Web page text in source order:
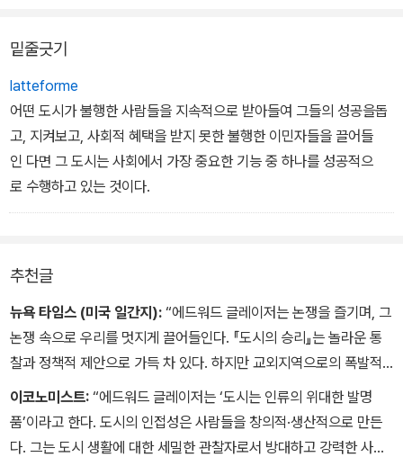
한 도시 번영의 자연스런 결과물이다.
밑줄긋기
latteforme
어떤 도시가 불행한 사람들을 지속적으로 받아들여 그들의 성공을돕
고, 지켜보고, 사회적 혜택을 받지 못한 불행한 이민자들을 끌어들
인 다면 그 도시는 사회에서 가장 중요한 기능 중 하나를 성공적으
로 수행하고 있는 것이다.
추천글
뉴욕 타임스 (미국 일간지): “에드워드 글레이저는 논쟁을 즐기며, 그
논쟁 속으로 우리를 멋지게 끌어들인다. 『도시의 승리』는 놀라운 통
찰과 정책적 제안으로 가득 차 있다. 하지만 교외지역으로의 폭발적
인 스프롤 현상에 대한 비판 등 다소 도발적인 생각과 마주칠지도 모
른다. 그러나 당신은 눈부신 도시의 위대함에 빠져들고, 저자의 빈틈
없는 논리와 분석에 금세 매료될 것이다.
이코노미스트: “에드워드 글레이저는 ‘도시는 인류의 위대한 발명
품’이라고 한다. 도시의 인접성은 사람들을 창의적·생산적으로 만든
다. 그는 도시 생활에 대한 세밀한 관찰자로서 방대하고 강력한 사례